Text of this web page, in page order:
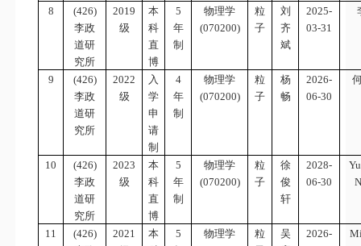
8
(426)
李政
道研
究所
2019
级
本
科
直
博
5
年
制
物理学
(070200)
粒
子
刘
齐
斌
2025-
03-31
9
(426)
李政
道研
究所
2022
级
入
学
申
请
制
4
年
制
物理学
(070200)
粒
子
杨
畅
2026-
06-30
10
(426)
李政
道研
究所
2023
级
本
科
直
博
5
年
制
物理学
(070200)
粒
子
徐
俊
轩
2028-
06-30
11
(426)
2021
本
5
物理学
粒
吴
2026-